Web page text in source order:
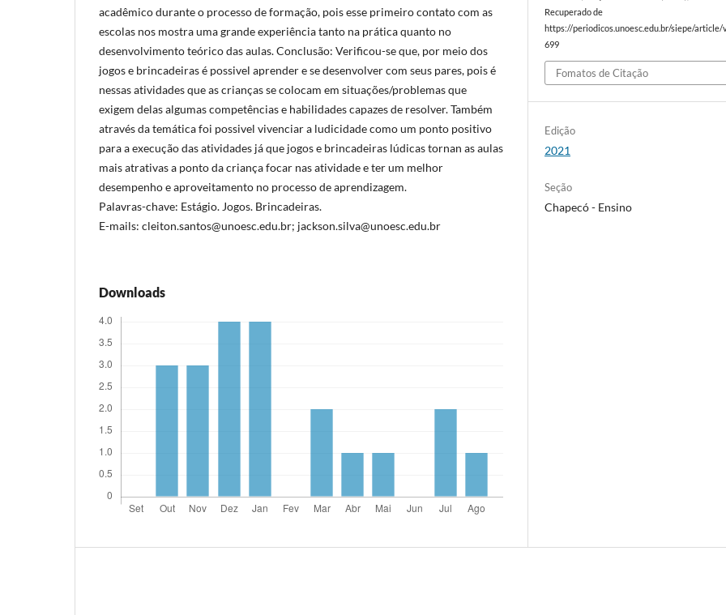
acadêmico durante o processo de formação, pois esse primeiro contato com as
escolas nos mostra uma grande experiência tanto na prática quanto no
desenvolvimento teórico das aulas. Conclusão: Verificou-se que, por meio dos
jogos e brincadeiras é possivel aprender e se desenvolver com seus pares, pois é
nessas atividades que as crianças se colocam em situações/problemas que
exigem delas algumas competências e habilidades capazes de resolver. Também
através da temática foi possivel vivenciar a ludicidade como um ponto positivo
para a execução das atividades já que jogos e brincadeiras lúdicas tornan as aulas
mais atrativas a ponto da criança focar nas atividade e ter um melhor
desempenho e aproveitamento no processo de aprendizagem.
Palavras-chave: Estágio. Jogos. Brincadeiras.
E-mails: cleiton.santos@unoesc.edu.br; jackson.silva@unoesc.edu.br
Downloads
Recuperado de
https://periodicos.unoesc.edu.br/siepe/
699
Fomatos de Citação
Edição
2021
Seção
Chapecó - Ensino